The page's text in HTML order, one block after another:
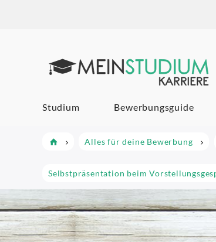
Studium Bewerbungsguide
Alles für deine Bewerbung
Selbstpräsentation beim